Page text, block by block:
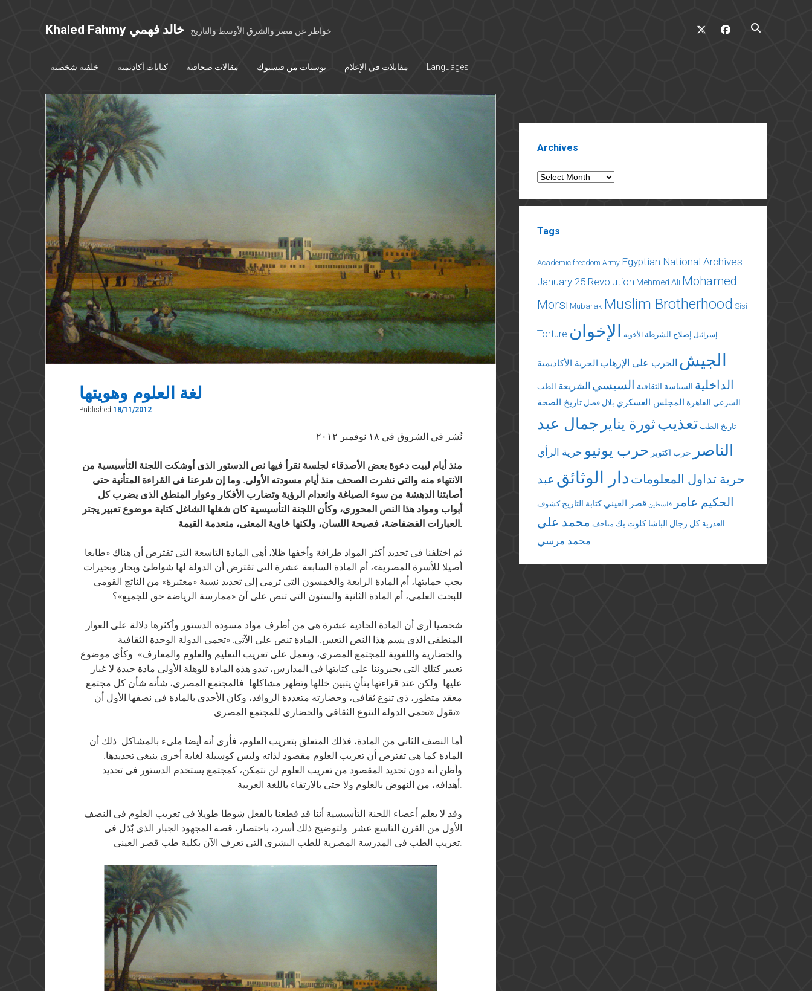
Khaled Fahmy خالد فهمي خواطر عن مصر والشرق الأوسط والتاريخ
twitter facebook
خلفية شخصية كتابات أكاديمية مقالات صحافية بوستات من فيسبوك مقابلات في الإعلام Languages
لغة العلوم وهويتها
Published 18/11/2012
نُشر في الشروق في ١٨ نوفمبر ٢٠١٢
منذ أيام لبيت دعوة بعض الأصدقاء لجلسة نقرأ فيها نص الدستور الذى أوشكت اللجنة التأسيسية من
الانتهاء منه والتى نشرت الصحف منذ أيام مسودته الأولى. وما إن شرعنا فى القراءة المتأنية حتى
أصابتنا الدهشة من سوء الصياغة وانعدام الرؤية وتضارب الأفكار وعوار المنطق الذى يضرب كل
أبواب ومواد هذا النص المحورى، وكأن اللجنة التأسيسية كان شغلها الشاغل كتابة موضوع تعبير يجتر
العبارات الفضفاضة، فصيحة اللسان، ولكنها خاوية المعنى، منعدمة القيمة.
ثم اختلفنا فى تحديد أكثر المواد طرافة وأخفها ظلا، أهى المادة التاسعة التى تفترض أن هناك «طابعا
أصيلا للأسرة المصرية»، أم المادة السابعة عشرة التى تفترض أن الدولة لها شواطئ وبحار وبحيرات
يجب حمايتها، أم المادة الرابعة والخمسون التى ترمى إلى تحديد نسبة «معتبرة» من الناتج القومى
للبحث العلمى، أم المادة الثانية والستون التى تنص على أن «ممارسة الرياضة حق للجميع»؟
شخصيا أرى أن المادة الحادية عشرة هى من أطرف مواد مسودة الدستور وأكثرها دلالة على العوار
المنطقى الذى يسم هذا النص التعس. المادة تنص على الآتى: «تحمى الدولة الوحدة الثقافية
والحضارية واللغوية للمجتمع المصرى، وتعمل على تعريب التعليم والعلوم والمعارف». وكأى موضوع
تعبير كتلك التى يجبروننا على كتابتها فى المدارس، تبدو هذه المادة للوهلة الأولى مادة جيدة لا غبار
عليها. ولكن عند قراءتها بتأنٍ يتبين خللها وتظهر مشاكلها. فالمجتمع المصرى، شأنه شأن كل مجتمع
معقد متطور، ذى تنوع ثقافى، وحضارته متعددة الروافد، وكان الأجدى بالمادة فى نصفها الأول أن
تقول «تحمى الدولة التنوع الثقافى والحضارى للمجتمع المصرى».
أما النصف الثانى من المادة، فذلك المتعلق بتعريب العلوم، فأرى أنه أيضا ملىء بالمشاكل. ذلك أن
المادة كما هى تفترض أن تعريب العلوم مقصود لذاته وليس كوسيلة لغاية أخرى ينبغى تحديدها.
وأظن أنه دون تحديد المقصود من تعريب العلوم لن نتمكن، كمجتمع يستخدم الدستور فى تحديد
أهدافه، من النهوض بالعلوم ولا حتى بالارتقاء باللغة العربية.
وقد لا يعلم أعضاء اللجنة التأسيسية أننا قد قطعنا بالفعل شوطا طويلا فى تعريب العلوم فى النصف
الأول من القرن التاسع عشر. ولتوضيح ذلك أسرد، باختصار، قصة المجهود الجبار الذى بٌذل فى
تعريب الطب فى المدرسة المصرية للطب البشرى التى تعرف الآن بكلية طب قصر العينى.
Archives
Archives
Tags
Academic freedom Army Egyptian National Archives
January 25 Revolution Mehmed Ali Mohamed
Morsi Mubarak Muslim Brotherhood Sisi
Torture إسرائيل إصلاح الشرطة الأخونة الإخوان
الجيش الحرب على الإرهاب الحرية الأكاديمية
الداخلية السياسة الثقافية السيسي الشريعة الطب
الشرعي القاهرة المجلس العسكري بلال فضل تاريخ الصحة
تاريخ الطب تعذيبثورة يناير جمال عبد
الناصر
حرب اكتوبر حرب يونيو حرية الرأي
حرية تداول المعلومات دار الوثائق عبد
الحكيم عامر
فلسطين قصر العيني كتابة التاريخ كشوف
العذرية كل رجال الباشا كلوت بك متاحف محمد علي
محمد مرسي